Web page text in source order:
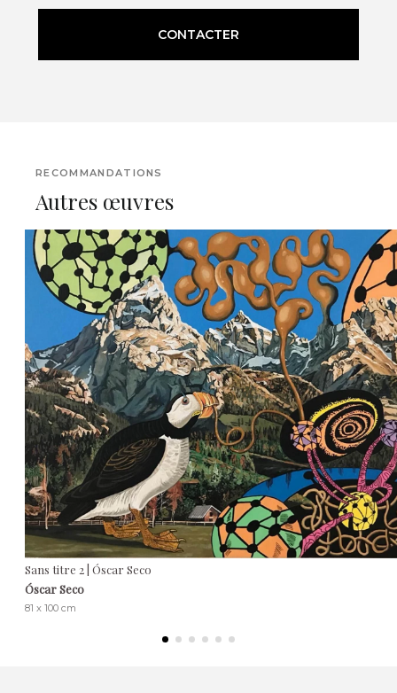
CONTACTER
RECOMMANDATIONS
Autres œuvres
Sans titre 2 | Óscar Seco
Óscar Seco
81 x 100 cm